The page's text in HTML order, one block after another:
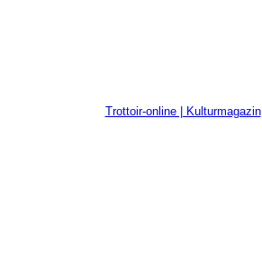
Trottoir-online | Kulturmagazin